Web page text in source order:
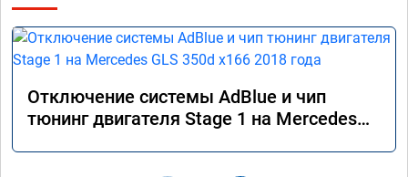
Отключение системы AdBlue и чип
тюнинг двигателя Stage 1 на Mercedes